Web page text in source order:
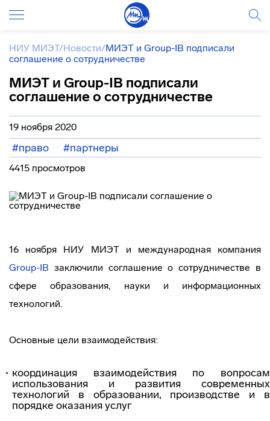
НИУ МИЭТ/Новости/МИЭТ и Group-IB подписали
соглашение о сотрудничестве
МИЭТ и Group-IB подписали
соглашение о сотрудничестве
19 ноября 2020
#право #партнеры
4415 просмотров
16 ноября НИУ МИЭТ и международная компания
Group-IB заключили соглашение о сотрудничестве в
сфере образования, науки и информационных
технологий.
Основные цели взаимодействия:
координация взаимодействия по вопросам
использования и развития современных
технологий в образовании, производстве и в
порядке оказания услуг